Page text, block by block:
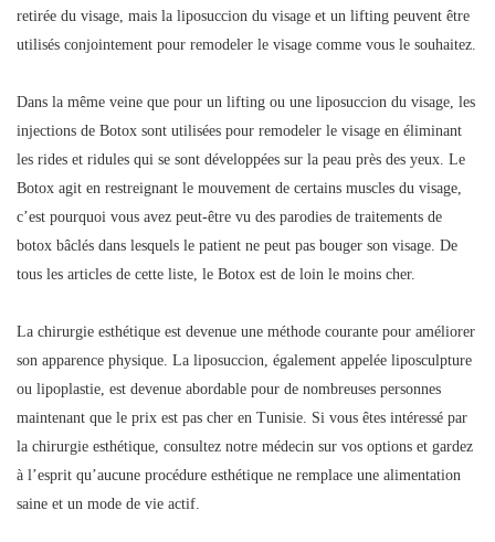
retirée du visage, mais la liposuccion du visage et un lifting peuvent être
utilisés conjointement pour remodeler le visage comme vous le souhaitez.
Dans la même veine que pour un lifting ou une liposuccion du visage, les
injections de Botox sont utilisées pour remodeler le visage en éliminant
les rides et ridules qui se sont développées sur la peau près des yeux. Le
Botox agit en restreignant le mouvement de certains muscles du visage,
c’est pourquoi vous avez peut-être vu des parodies de traitements de
botox bâclés dans lesquels le patient ne peut pas bouger son visage. De
tous les articles de cette liste, le Botox est de loin le moins cher.
La chirurgie esthétique est devenue une méthode courante pour améliorer
son apparence physique. La liposuccion, également appelée liposculpture
ou lipoplastie, est devenue abordable pour de nombreuses personnes
maintenant que le prix est pas cher en Tunisie. Si vous êtes intéressé par
la chirurgie esthétique, consultez notre médecin sur vos options et gardez
à l’esprit qu’aucune procédure esthétique ne remplace une alimentation
saine et un mode de vie actif.